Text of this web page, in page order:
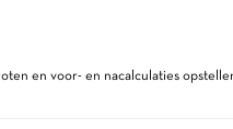
en voor- en nacalculaties